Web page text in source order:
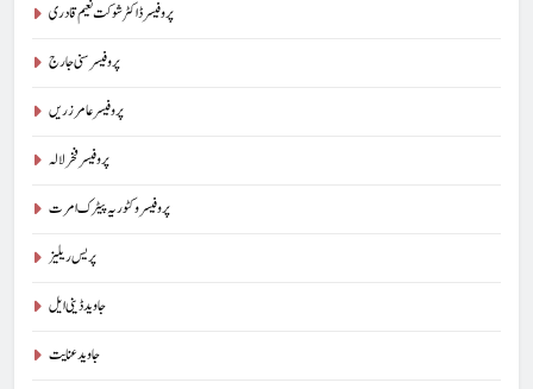
پروفیسر ڈاکٹر شوکت نعیم قادری
پروفیسر سنی جارج
پروفیسر عامر زریں
پروفیسر فخر لالہ
پروفیسر وکٹوریہ پیٹرک امرت
پریس ریلیز
جاوید ڈینی ایل
جاوید عنایت